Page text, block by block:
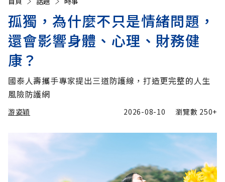
孤獨，為什麼不只是情緒問題，
還會影響身體、心理、財務健
康？
國泰人壽攜手專家提出三道防護線，打造更完整的人生
風險防護網
游姿穎 2026-08-10 瀏覽數 250+